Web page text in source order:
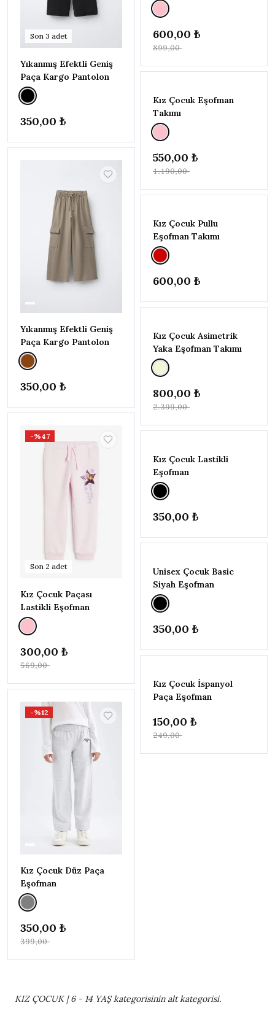
(146-
152CM)
YAŞ
158CM) 1
13-14
(158-
YAŞ
3-4 YAŞ
104CM)
5-6 YAŞ
(110-
116CM)
6-7 YAŞ
(116-
128CM) 2
8-9 YAŞ
(128-
134CM)
9-10 YAŞ
140CM) 4
Son 3 adet
Yıkanmış Efektli Geniş
Paça Kargo Pantolon
350,00 ₺
Yıkanmış Efektli Geniş
Paça Kargo Pantolon
350,00 ₺
-%47
Son 2 adet
Kız Çocuk Paçası
Lastikli Eşofman
300,00 ₺
569,00 ₺
-%12
Kız Çocuk Düz Paça
Eşofman
350,00 ₺
399,00 ₺
600,00 ₺
899,00 ₺
-%54
TÜKENDI
Kız Çocuk Eşofman
Takımı
550,00 ₺
1.190,00 ₺
TÜKENDI
Kız Çocuk Pullu
Eşofman Takımı
600,00 ₺
-%67
TÜKENDI
Kız Çocuk Asimetrik
Yaka Eşofman Takımı
800,00 ₺
2.399,00 ₺
TÜKENDI
Kız Çocuk Lastikli
Eşofman
350,00 ₺
TÜKENDI
Unisex Çocuk Basic
Siyah Eşofman
350,00 ₺
-%40
TÜKENDI
Kız Çocuk İspanyol
Paça Eşofman
150,00 ₺
249,00 ₺
KIZ ÇOCUK | 6 - 14 YAŞ kategorisinin alt kategorisi.